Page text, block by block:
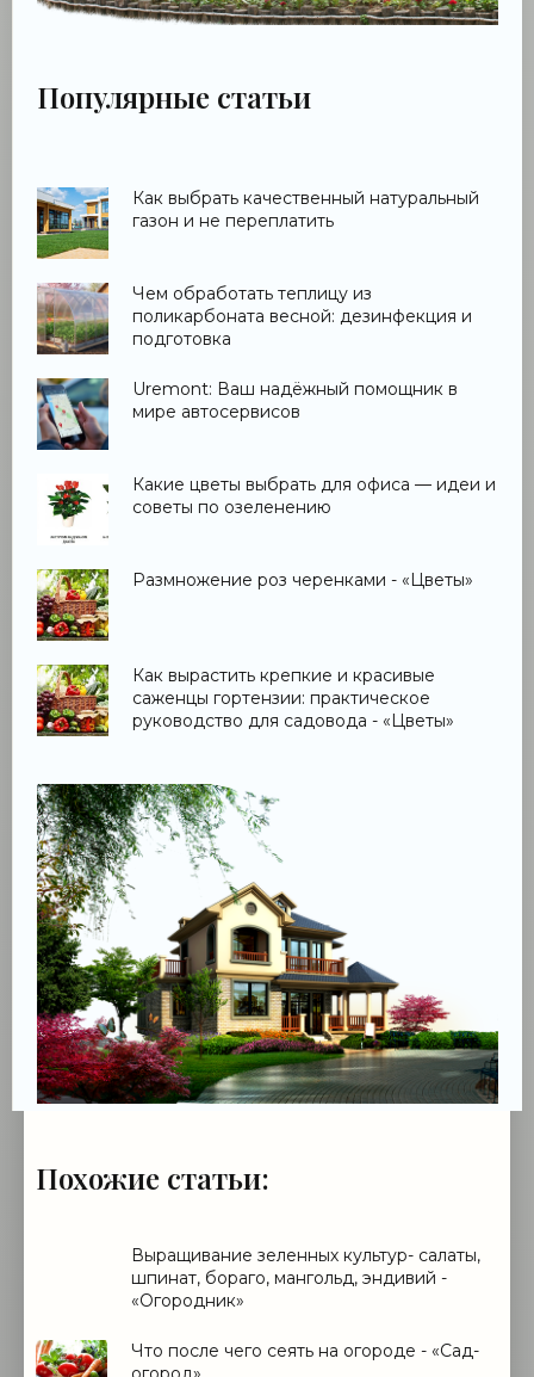
Популярные статьи
Как выбрать качественный натуральный
газон и не переплатить
Чем обработать теплицу из
поликарбоната весной: дезинфекция и
подготовка
Uremont: Ваш надёжный помощник в
мире автосервисов
Какие цветы выбрать для офиса — идеи и
советы по озеленению
Размножение роз черенками - «Цветы»
Как вырастить крепкие и красивые
саженцы гортензии: практическое
руководство для садовода - «Цветы»
Похожие статьи:
Выращивание зеленных культур- салаты,
шпинат, бораго, мангольд, эндивий -
«Огородник»
Что после чего сеять на огороде - «Сад-